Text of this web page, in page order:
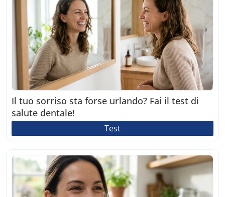
Il tuo sorriso sta forse urlando? Fai il test di
salute dentale!
Test